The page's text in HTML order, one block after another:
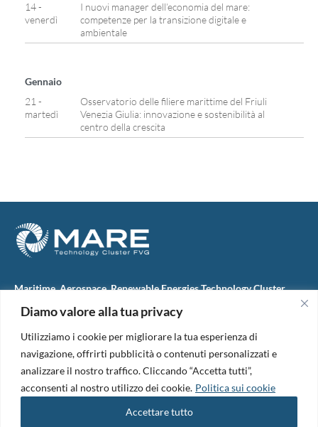
Diamo valore alla tua privacy
Utilizziamo i cookie per migliorare la tua esperienza di
navigazione, offrirti pubblicità o contenuti personalizzati e
analizzare il nostro traffico. Cliccando “Accetta tutti”,
acconsenti al nostro utilizzo dei cookie. Politica sui cookie
Accettare tutto
14 -
venerdì
I nuovi manager dell’economia del mare:
competenze per la transizione digitale e
ambientale
Gennaio
21 -
martedì
Osservatorio delle filiere marittime del Friuli
Venezia Giulia: innovazione e sostenibilità al
centro della crescita
Maritime, Aerospace, Renewable Energies Technology Cluster
M.A.R.E. TC FVG S.c.ar.l.
34074 Monfalcone (Italy)
tel. +39 0481 723440
Codice Fiscale e Partita Iva: 01138620313
PEC:marefvg@legalmail.it
Codice univoco per i pagamenti: M5UXCR1
Copyright 2026. Design and development by